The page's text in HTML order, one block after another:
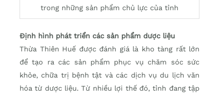
trong những sản phẩm chủ lực của tỉnh
Định hình phát triển các sản phẩm dược liệu
Thừa Thiên Huế được đánh giá là kho tàng rất lớn
để tạo ra các sản phẩm phục vụ chăm sóc sức
khỏe, chữa trị bệnh tật và các dịch vụ du lịch văn
hóa từ dược liệu. Từ nhiều lợi thế đó, tỉnh đang tập